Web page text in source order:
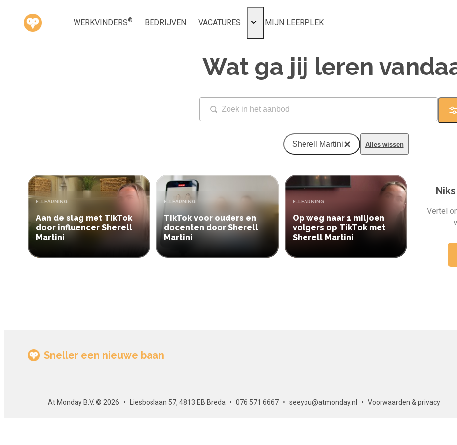
WERKVINDERS® BEDRIJVEN VACATURES MIJN LEERPLEK
Alle onderwerpen
Populair
Gestart
Afgerond
Certificaten
Wat ga jij leren
Sherell Martini Alles wissen
Aan de slag met TikTok
door influencer Sherell
Martini
TYPE:
E-LEARNING
TikTok voor ouders en
docenten door Sherell
Martini
TYPE:
E-LEARNING
Op weg naar 1 miljoen
volgers op TikTok met
Sherell Martini
TYPE:
E-LEARNING
Vertel
Sneller een nieuwe baan
At Monday B.V. © 2026 Liesboslaan 57, 4813 EB Breda 076 571 6667 seeyou@atmonday.nl Voorwaarden & privacy